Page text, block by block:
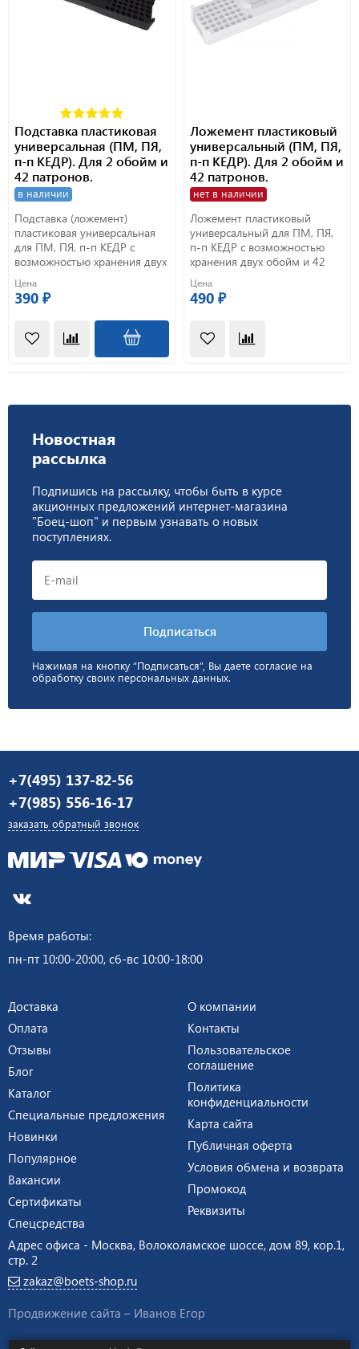
Подставка пластиковая
универсальная (ПМ, ПЯ,
п-п КЕДР). Для 2 обойм и
42 патронов.
в наличии
Подставка (ложемент)
пластиковая универсальная
для ПМ, ПЯ, п-п КЕДР с
возможностью хранения двух
черный.
Цена
390 ₽
Ложемент пластиковый
универсальный (ПМ, ПЯ,
п-п КЕДР). Для 2 обойм и
42 патронов.
нет в наличии
Ложемент пластиковый
универсальный для ПМ, ПЯ,
п-п КЕДР с возможностью
хранения двух обойм и 42
Цена
490 ₽
Новостная
рассылка
Подпишись на рассылку, чтобы быть в курсе
акционных предложений интернет-магазина
"Боец-шоп" и первым узнавать о новых
поступлениях.
Нажимая на кнопку “Подписаться”, Вы даете согласие на
обработку своих персональных данных.
+7(495) 137-82-56
+7(985) 556-16-17
заказать обратный звонок
Время работы:
пн-пт 10:00-20:00, сб-вс 10:00-18:00
Доставка
Оплата
Отзывы
Блог
Каталог
Специальные предложения
Новинки
Популярное
Вакансии
Сертификаты
Спецсредства
О компании
Контакты
Пользовательское
соглашение
Политика
конфиденциальности
Карта сайта
Публичная оферта
Условия обмена и возврата
Промокод
Реквизиты
Адрес офиса - Москва, Волоколамское шоссе, дом 89, кор.1,
стр. 2
zakaz@boets-shop.ru
Продвижение сайта – Иванов Егор
Интернет-магазин экипировки и оборудования для силовых